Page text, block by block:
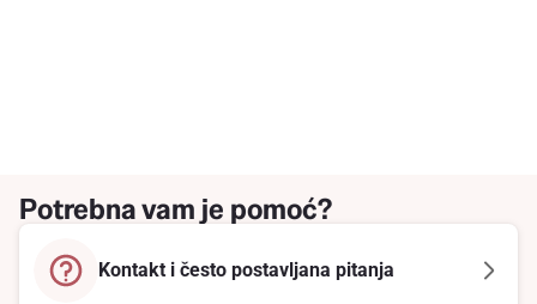
Potrebna vam je pomoć?
Kontakt i često postavljana pitanja